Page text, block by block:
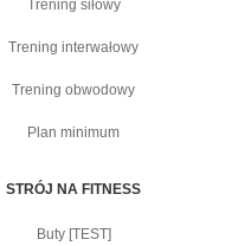
Trening siłowy
Trening interwałowy
Trening obwodowy
Plan minimum
STRÓJ NA FITNESS
Buty [TEST]